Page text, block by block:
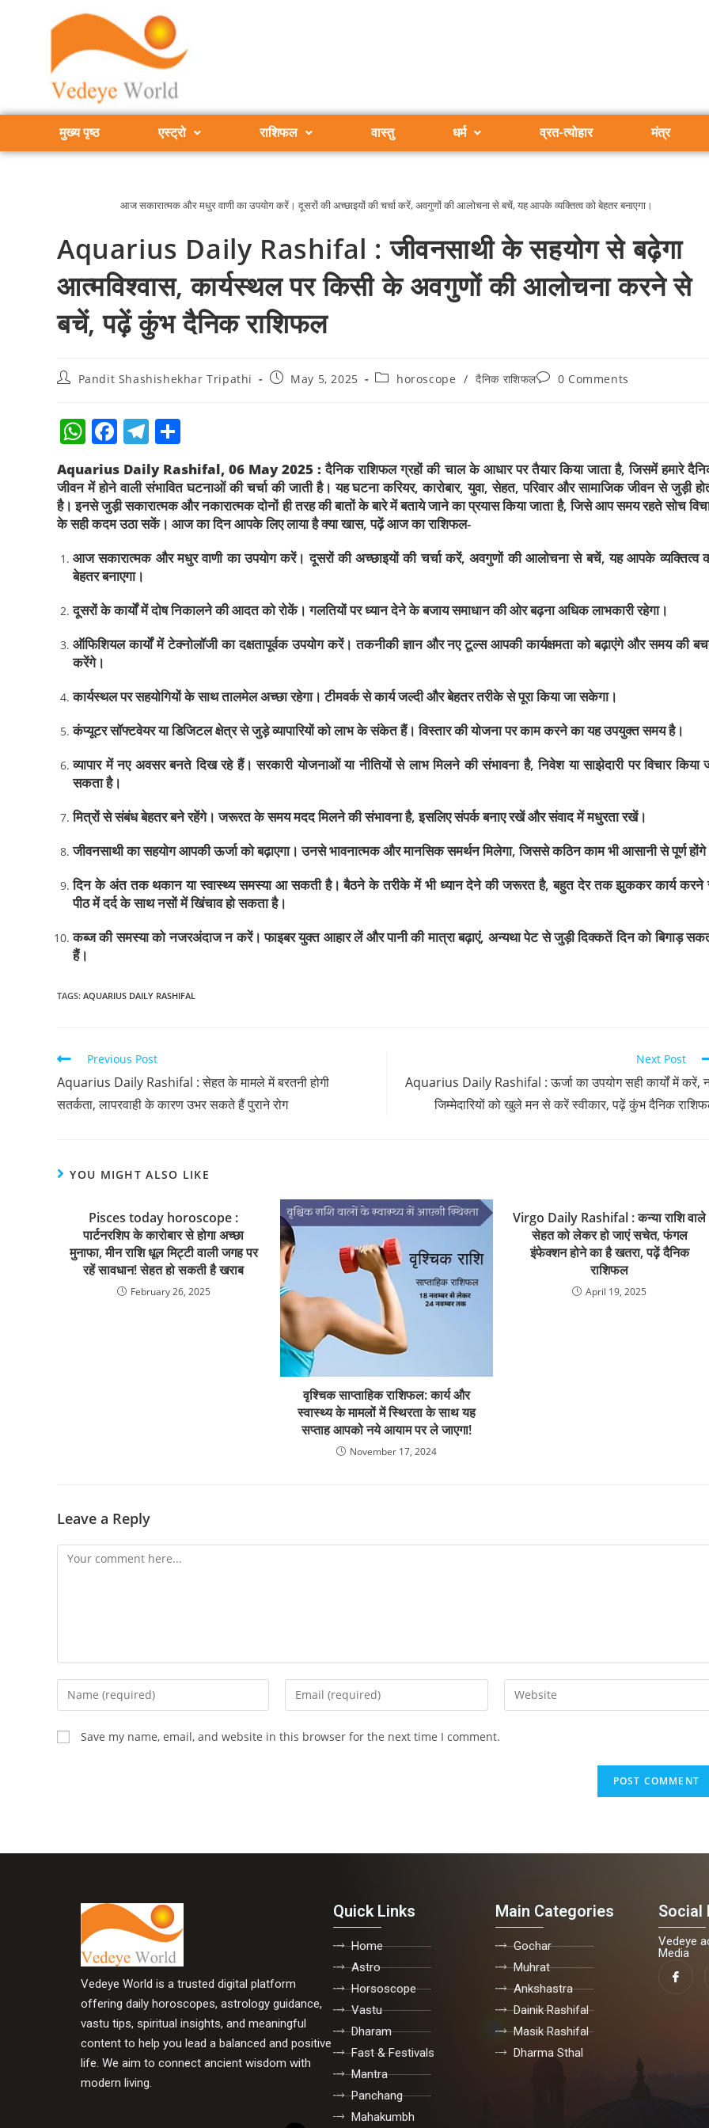
मुख्य पृष्ठ एस्ट्रो राशिफल वास्तु धर्म व्रत-त्योहार मंत्र
आज सकारात्मक और मधुर वाणी का उपयोग करें। दूसरों की अच्छाइयों की चर्चा करें, अवगुणों की आलोचना से बचें, यह आपके व्यक्तित्व को बेहतर बनाएगा।
Aquarius Daily Rashifal : जीवनसाथी के सहयोग से बढ़ेगा
आत्मविश्वास, कार्यस्थल पर किसी के अवगुणों की आलोचना करने से
बचें, पढ़ें कुंभ दैनिक राशिफल
Pandit Shashishekhar Tripathi May 5, 2025 horoscope / दैनिक राशिफल 0 Comments
W
h
at
s
A
p
p
F
a
c
e
b
o
o
k
T
el
e
gr
a
m
h
ar
e
Aquarius Daily Rashifal, 06 May 2025 :दैनिक राशिफल ग्रहों की चाल के आधार पर तैयार किया जाता है, जिसमें हमारे
जीवन में होने वाली संभावित घटनाओं की चर्चा की जाती है। यह घटना करियर, कारोबार, युवा, सेहत, परिवार और सामाजिक जीवन से जुड़ी
है। इनसे जुड़ी सकारात्मक और नकारात्मक दोनों ही तरह की बातों के बारे में बताये जाने का प्रयास किया जाता है, जिसे आप समय रहते सोच
के सही कदम उठा सकें। आज का दिन आपके लिए लाया है क्या खास, पढ़ें आज का राशिफल-
आज सकारात्मक और मधुर वाणी का उपयोग करें। दूसरों की अच्छाइयों की चर्चा करें, अवगुणों की आलोचना से बचें, यह आपके व्यक्तित्व
बेहतर बनाएगा।
दूसरों के कार्यों में दोष निकालने की आदत को रोकें। गलतियों पर ध्यान देने के बजाय समाधान की ओर बढ़ना अधिक लाभकारी रहेगा।
ऑफिशियल कार्यों में टेक्नोलॉजी का दक्षतापूर्वक उपयोग करें। तकनीकी ज्ञान और नए टूल्स आपकी कार्यक्षमता को बढ़ाएंगे और समय की
करेंगे।
कार्यस्थल पर सहयोगियों के साथ तालमेल अच्छा रहेगा। टीमवर्क से कार्य जल्दी और बेहतर तरीके से पूरा किया जा सकेगा।
कंप्यूटर सॉफ्टवेयर या डिजिटल क्षेत्र से जुड़े व्यापारियों को लाभ के संकेत हैं। विस्तार की योजना पर काम करने का यह उपयुक्त समय है।
व्यापार में नए अवसर बनते दिख रहे हैं। सरकारी योजनाओं या नीतियों से लाभ मिलने की संभावना है, निवेश या साझेदारी पर विचार किया
सकता है।
मित्रों से संबंध बेहतर बने रहेंगे। जरूरत के समय मदद मिलने की संभावना है, इसलिए संपर्क बनाए रखें और संवाद में मधुरता रखें।
जीवनसाथी का सहयोग आपकी ऊर्जा को बढ़ाएगा। उनसे भावनात्मक और मानसिक समर्थन मिलेगा, जिससे कठिन काम भी आसानी से पूर्ण
दिन के अंत तक थकान या स्वास्थ्य समस्या आ सकती है। बैठने के तरीके में भी ध्यान देने की जरूरत है, बहुत देर तक झुककर कार्य करने
पीठ में दर्द के साथ नसों में खिंचाव हो सकता है।
कब्ज की समस्या को नजरअंदाज न करें। फाइबर युक्त आहार लें और पानी की मात्रा बढ़ाएं, अन्यथा पेट से जुड़ी दिक्कतें दिन को बिगाड़
हैं।
TAGS: AQUARIUS DAILY RASHIFAL
Previous Post
Aquarius Daily Rashifal : सेहत के मामले में बरतनी होगी
सतर्कता, लापरवाही के कारण उभर सकते हैं पुराने रोग
Next Post
Aquarius Daily Rashifal : ऊर्जा का उपयोग सही कार्यों में करें,
जिम्मेदारियों को खुले मन से करें स्वीकार, पढ़ें कुंभ दैनिक
YOU MIGHT ALSO LIKE
Pisces today horoscope :
पार्टनरशिप के कारोबार से होगा अच्छा
मुनाफा, मीन राशि धूल मिट्टी वाली जगह पर
रहें सावधान! सेहत हो सकती है खराब
February 26, 2025
वृश्चिक साप्ताहिक राशिफल: कार्य और
स्वास्थ्य के मामलों में स्थिरता के साथ यह
सप्ताह आपको नये आयाम पर ले जाएगा!
November 17, 2024
Virgo Daily Rashifal : कन्या राशि वाले
सेहत को लेकर हो जाएं सचेत, फंगल
इंफेक्शन होने का है खतरा, पढ़ें दैनिक
राशिफल
April 19, 2025
Leave a Reply
Save my name, email, and website in this browser for the next time I comment.
Vedeye World is a trusted digital platform
offering daily horoscopes, astrology guidance,
vastu tips, spiritual insights, and meaningful
content to help you lead a balanced and positive
life. We aim to connect ancient wisdom with
modern living.
Quick Links
Home
Astro
Horsoscope
Vastu
Dharam
Fast & Festivals
Mantra
Panchang
Mahakumbh
Main Categories
Gochar
Muhrat
Ankshastra
Dainik Rashifal
Masik Rashifal
Dharma Sthal
Social
Vedeye
Media